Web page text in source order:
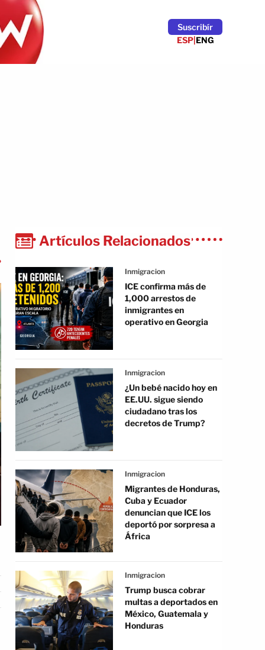
Suscribír
ESP|ENG
Artículos Relacionados
Inmigracion
ICE confirma más de
1,000 arrestos de
inmigrantes en
operativo en Georgia
Inmigracion
¿Un bebé nacido hoy en
EE.UU. sigue siendo
ciudadano tras los
decretos de Trump?
Inmigracion
Migrantes de Honduras,
Cuba y Ecuador
denuncian que ICE los
deportó por sorpresa a
África
Inmigracion
Trump busca cobrar
multas a deportados en
México, Guatemala y
Honduras